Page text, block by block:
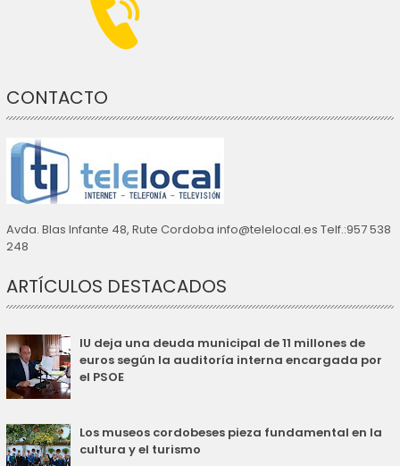
CONTACTO
Avda. Blas Infante 48, Rute Cordoba info@telelocal.es Telf.:957 538
248
ARTÍCULOS DESTACADOS
IU deja una deuda municipal de 11 millones de
euros según la auditoría interna encargada por
el PSOE
Los museos cordobeses pieza fundamental en la
cultura y el turismo